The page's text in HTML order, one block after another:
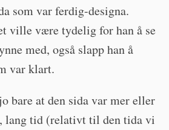
som var ferdig-designa.
ville være tydelig for han å se
med, også slapp han å
var klart.
bare at den sida var mer eller
lang tid (relativt til den tida vi